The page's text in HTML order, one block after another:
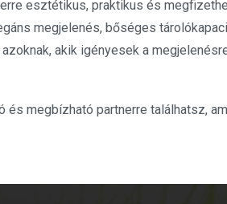
esztétikus, praktikus és
megjelenés, bőséges
akik igényesek a
és megbízható partnerre találhatsz,